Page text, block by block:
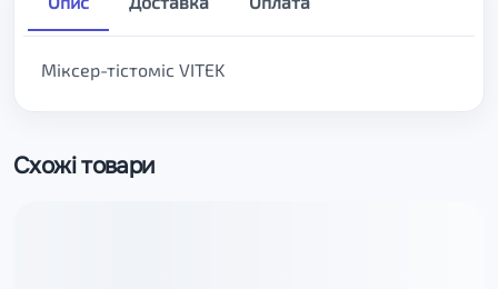
Міксер-тістоміс VITEK
Схожі товари